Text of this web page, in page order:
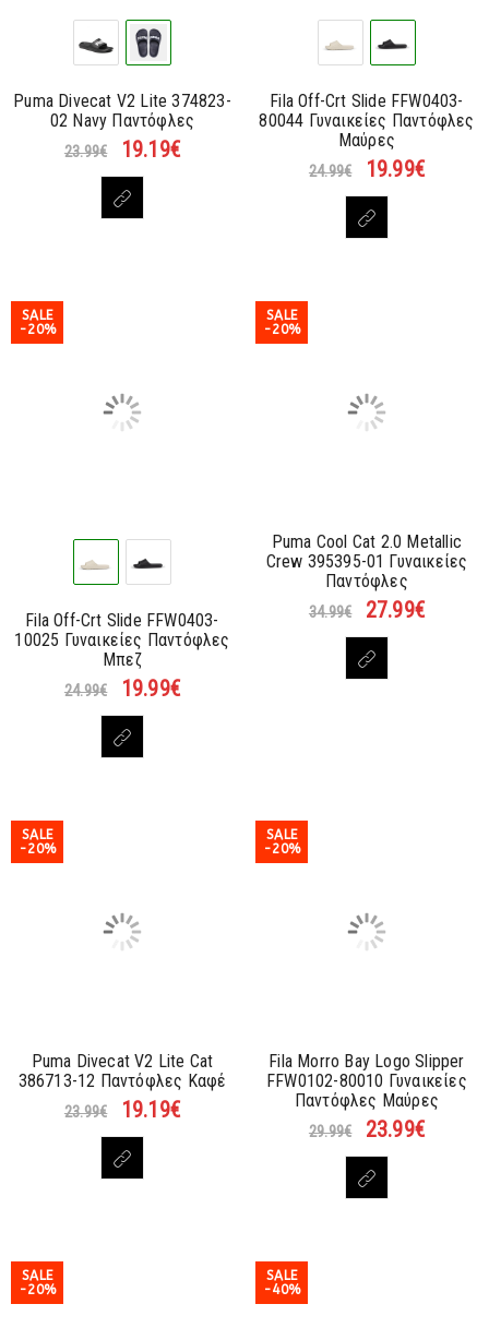
Puma Divecat V2 Lite 374823-
02 Navy Παντόφλες
23.99€ 19.19€
Fila Off-Crt Slide FFW0403-
80044 Γυναικείες Παντόφλες
Μαύρες
24.99€ 19.99€
SALE
-20%
Fila Off-Crt Slide FFW0403-
10025 Γυναικείες Παντόφλες
Μπεζ
24.99€ 19.99€
SALE
-20%
Puma Cool Cat 2.0 Metallic
Crew 395395-01 Γυναικείες
Παντόφλες
34.99€ 27.99€
SALE
-20%
Puma Divecat V2 Lite Cat
386713-12 Παντόφλες Καφέ
23.99€ 19.19€
SALE
-20%
Fila Morro Bay Logo Slipper
FFW0102-80010 Γυναικείες
Παντόφλες Μαύρες
29.99€ 23.99€
SALE
-20%
SALE
-40%